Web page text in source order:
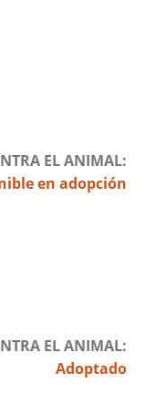
EL ANIMAL
en adopción
EL ANIMAL
Adoptado